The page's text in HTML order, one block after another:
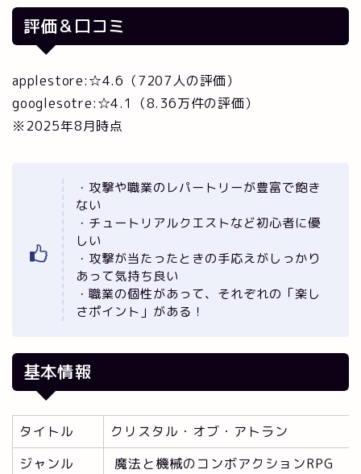
評価＆口コミ
applestore:☆4.6（7207人の評価）
googlesotre:☆4.1（8.36万件の評価）
※2025年8月時点
・攻撃や職業のレパートリーが豊富で飽き
ない
・チュートリアルクエストなど初心者に優
しい
・攻撃が当たったときの手応えがしっかり
あって気持ち良い
・職業の個性があって、それぞれの「楽し
さポイント」がある！
基本情報
タイトル
クリスタル・オブ・アトラン
ジャンル
魔法と機械のコンボアクションRPG